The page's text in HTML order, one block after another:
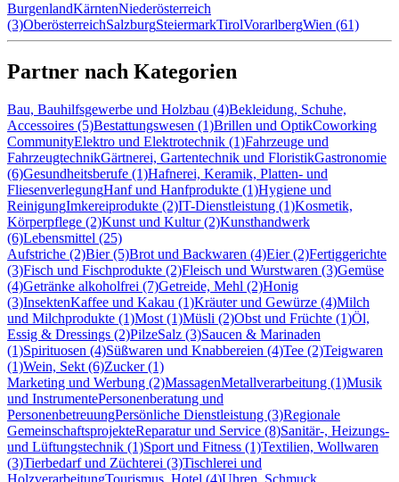
BurgenlandKärntenNiederösterreich
(3)OberösterreichSalzburgSteiermarkTirolVorarlbergWien (61)
Partner nach Kategorien
Bau, Bauhilfsgewerbe und Holzbau (4)Bekleidung, Schuhe,
Accessoires (5)Bestattungswesen (1)Brillen und OptikCoworking
CommunityElektro und Elektrotechnik (1)Fahrzeuge und
FahrzeugtechnikGärtnerei, Gartentechnik und FloristikGastronomie
(6)Gesundheitsberufe (1)Hafnerei, Keramik, Platten- und
FliesenverlegungHanf und Hanfprodukte (1)Hygiene und
ReinigungImkereiprodukte (2)IT-Dienstleistung (1)Kosmetik,
Körperpflege (2)Kunst und Kultur (2)Kunsthandwerk
(6)Lebensmittel (25)
Aufstriche (2)Bier (5)Brot und Backwaren (4)Eier (2)Fertiggerichte
(3)Fisch und Fischprodukte (2)Fleisch und Wurstwaren (3)Gemüse
(4)Getränke alkoholfrei (7)Getreide, Mehl (2)Honig
(3)InsektenKaffee und Kakau (1)Kräuter und Gewürze (4)Milch
und Milchprodukte (1)Most (1)Müsli (2)Obst und Früchte (1)Öl,
Essig & Dressings (2)PilzeSalz (3)Saucen & Marinaden
(1)Spirituosen (4)Süßwaren und Knabbereien (4)Tee (2)Teigwaren
(1)Wein, Sekt (6)Zucker (1)
Marketing und Werbung (2)MassagenMetallverarbeitung (1)Musik
und InstrumentePersonenberatung und
PersonenbetreuungPersönliche Dienstleistung (3)Regionale
GemeinschaftsprojekteReparatur und Service (8)Sanitär-, Heizungs-
und Lüftungstechnik (1)Sport und Fitness (1)Textilien, Wollwaren
(3)Tierbedarf und Züchterei (3)Tischlerei und
HolzverarbeitungTourismus, Hotel (4)Uhren, Schmuck